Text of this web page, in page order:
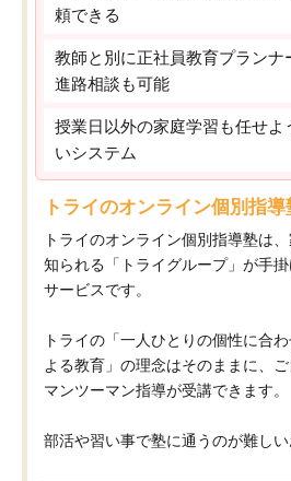
頼できる
教師と別に正社員教育プランナ
進路相談も可能
授業日以外の家庭学習も任せよ
いシステム
トライのオンライン個別指導
トライのオンライン個別指導塾は
知られる「トライグループ」が手
サービスです。
トライの「一人ひとりの個性に合
よる教育」の理念はそのままに、
マンツーマン指導が受講できます。
部活や習い事で塾に通うのが難しい